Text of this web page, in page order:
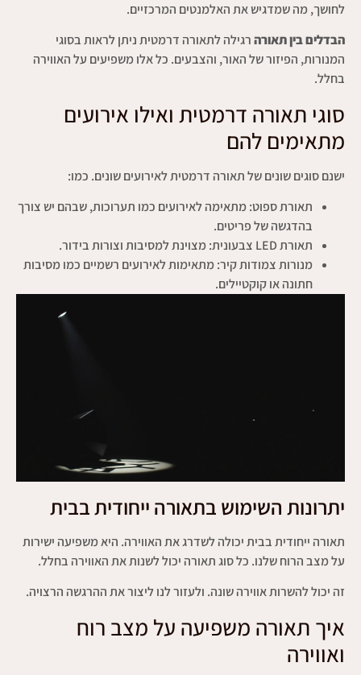
לחושך, מה שמדגיש את האלמנטים המרכזיים.
הבדלים בין תאורהרגילה לתאורה דרמטית ניתן לראות בסוגי
המנורות, הפיזור של האור, והצבעים. כל אלו משפיעים על האווירה
בחלל.
סוגי תאורה דרמטית ואילו אירועים
מתאימים להם
ישנם סוגים שונים של תאורה דרמטית לאירועים שונים. כמו:
תאורת ספוט: מתאימה לאירועים כמו תערוכות, שבהם יש צורך
בהדגשה של פריטים.
תאורת LED צבעונית: מצוינת למסיבות וצורות בידור.
מנורות צמודות קיר: מתאימות לאירועים רשמיים כמו מסיבות
חתונה או קוקטיילים.
יתרונות השימוש בתאורה ייחודית בבית
תאורה ייחודית בבית יכולה לשדרג את האווירה. היא משפיעה ישירות
על מצב הרוח שלנו. כל סוג תאורה יכול לשנות את האווירה בחלל.
זה יכול להשרות אווירה שונה. ולעזור לנו ליצור את ההרגשה הרצויה.
איך תאורה משפיעה על מצב רוח
ואווירה